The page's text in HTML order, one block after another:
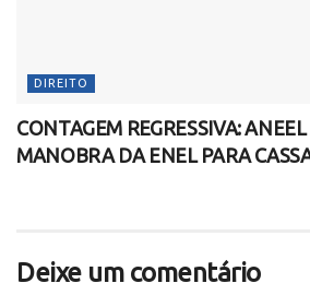
DIREITO
CONTAGEM REGRESSIVA:
MANOBRA DA ENEL PARA
Deixe um comentário